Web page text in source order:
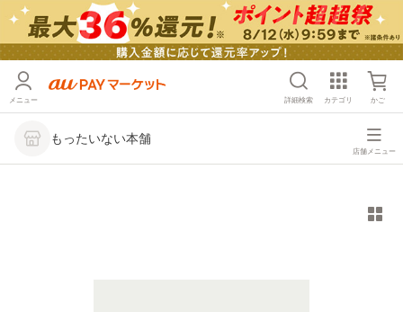
メニュー 詳細検索 カテゴリ かご
もったいない本舗
店舗メニュー